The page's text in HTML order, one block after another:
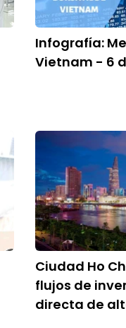
Infografía:
Vietnam - 6
Ciudad Ho
flujos de
directa de